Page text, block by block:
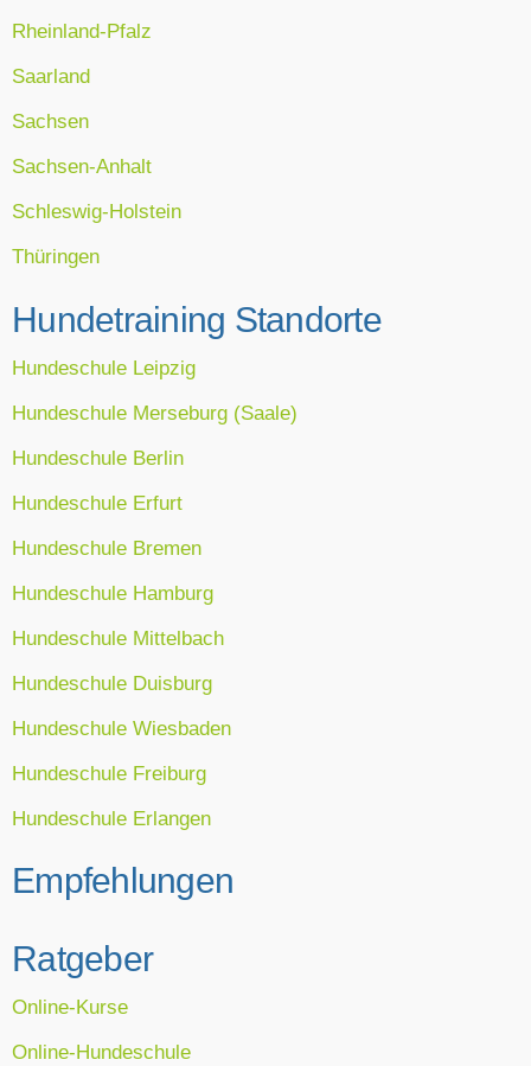
Rheinland-Pfalz
Saarland
Sachsen
Sachsen-Anhalt
Schleswig-Holstein
Thüringen
Hundetraining Standorte
Hundeschule Leipzig
Hundeschule Merseburg (Saale)
Hundeschule Berlin
Hundeschule Erfurt
Hundeschule Bremen
Hundeschule Hamburg
Hundeschule Mittelbach
Hundeschule Duisburg
Hundeschule Wiesbaden
Hundeschule Freiburg
Hundeschule Erlangen
Empfehlungen
Ratgeber
Online-Kurse
Online-Hundeschule